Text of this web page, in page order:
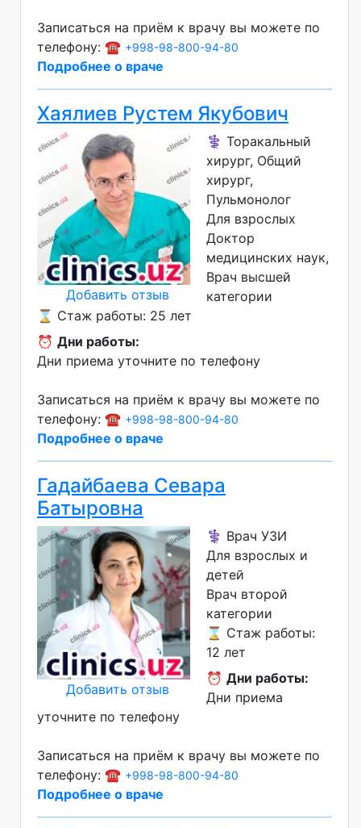
Записаться на приём к врачу вы можете по
телефону: ☎️ +998-98-800-94-80
Подробнее о враче
Хаялиев Рустем Якубович
Добавить отзыв
⚕️ Торакальный
хирург, Общий
хирург,
Пульмонолог
Для взрослых
Доктор
медицинских наук
Врач высшей
категории
⌛ Стаж работы: 25 лет
⏰ Дни работы:
Дни приема уточните по телефону
Записаться на приём к врачу вы можете по
телефону: ☎️ +998-98-800-94-80
Подробнее о враче
Гадайбаева Севара
Батыровна
Добавить отзыв
⚕️ Врач УЗИ
Для взрослых и
детей
Врач второй
категории
⌛ Стаж работы:
12 лет
⏰ Дни работы:
Дни приема
уточните по телефону
Записаться на приём к врачу вы можете по
телефону: ☎️ +998-98-800-94-80
Подробнее о враче